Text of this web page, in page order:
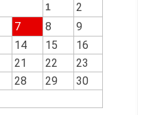
1
2
7 8
9
14 15
16
21 22
23
28 29
30